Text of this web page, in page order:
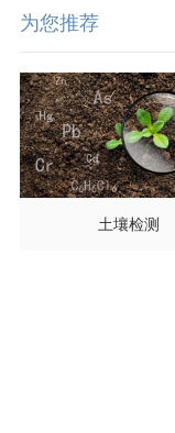
为您推荐
土壤检测